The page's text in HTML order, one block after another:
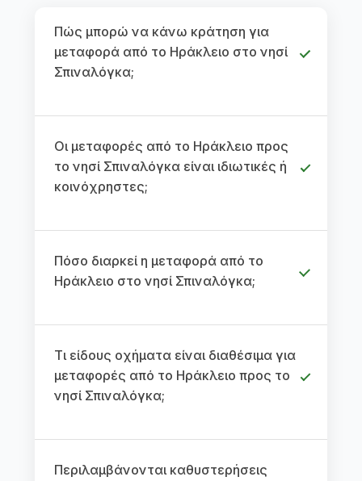
Πώς μπορώ να κάνω κράτηση για
μεταφορά από το Ηράκλειο στο νησί
Σπιναλόγκα;
Οι μεταφορές από το Ηράκλειο προς
το νησί Σπιναλόγκα είναι ιδιωτικές ή
κοινόχρηστες;
Πόσο διαρκεί η μεταφορά από το
Ηράκλειο στο νησί Σπιναλόγκα;
Τι είδους οχήματα είναι διαθέσιμα για
μεταφορές από το Ηράκλειο προς το
νησί Σπιναλόγκα;
Περιλαμβάνονται καθυστερήσεις